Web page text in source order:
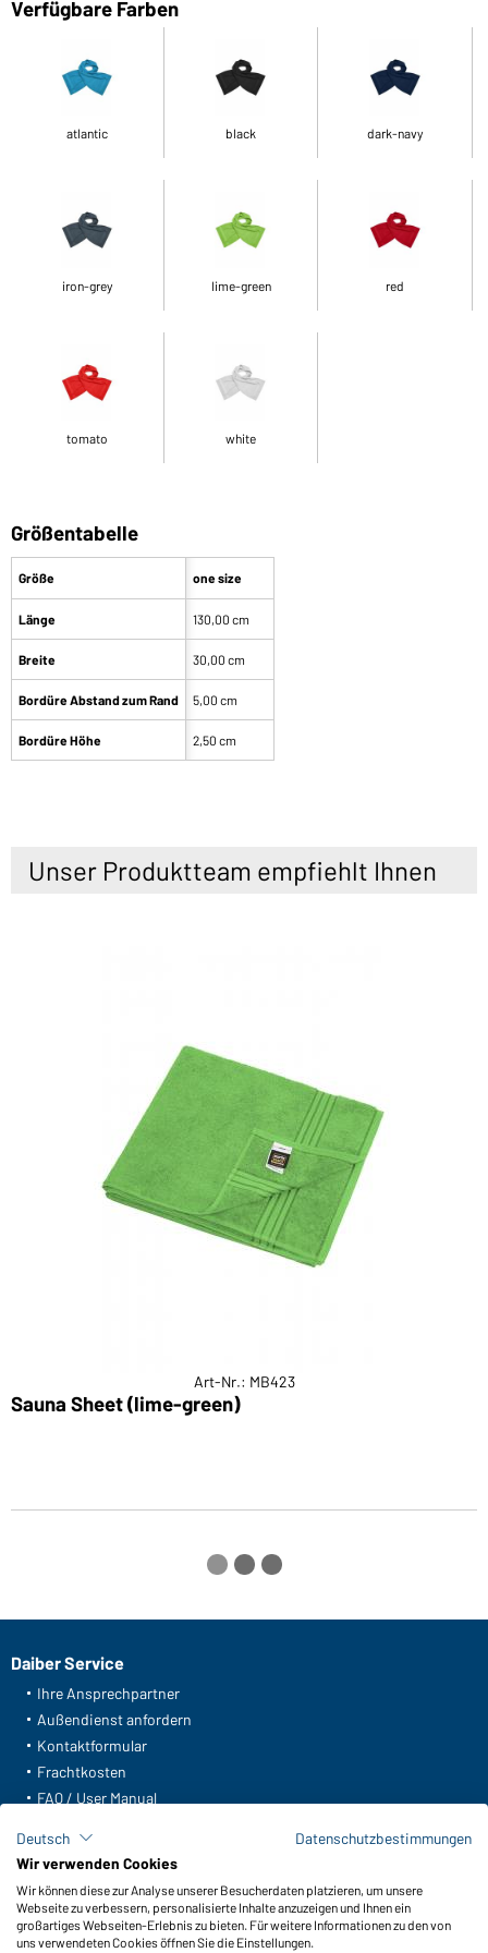
Verfügbare Farben
atlantic black dark-navy
iron-grey lime-green red
tomato white
Größentabelle
Größe
Länge
Breite
Bordüre Abstand zum Rand
Bordüre Höhe
one size
130,00 cm
30,00 cm
5,00 cm
2,50 cm
Unser Produktteam empfiehlt Ihnen
Art-Nr.: MB423
Sauna Sheet (lime-green)
Daiber Service
Ihre Ansprechpartner
Außendienst anfordern
Kontaktformular
Frachtkosten
FAQ / User Manual
Meldeportal nach Hinweisgeberschutz
Funktionen & Pflege
Produkteigenschaften
Deutsch
Datenschutzbestimmungen
Wir verwenden Cookies
Wir können diese zur Analyse unserer Besucherdaten platzieren, um unsere
Webseite zu verbessern, personalisierte Inhalte anzuzeigen und Ihnen ein
großartiges Webseiten-Erlebnis zu bieten. Für weitere Informationen zu den von
uns verwendeten Cookies öffnen Sie die Einstellungen.